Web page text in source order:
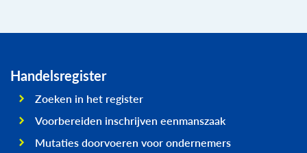
Handelsregister
Zoeken in het register
Voorbereiden inschrijven eenmanszaak
Mutaties doorvoeren voor ondernemers